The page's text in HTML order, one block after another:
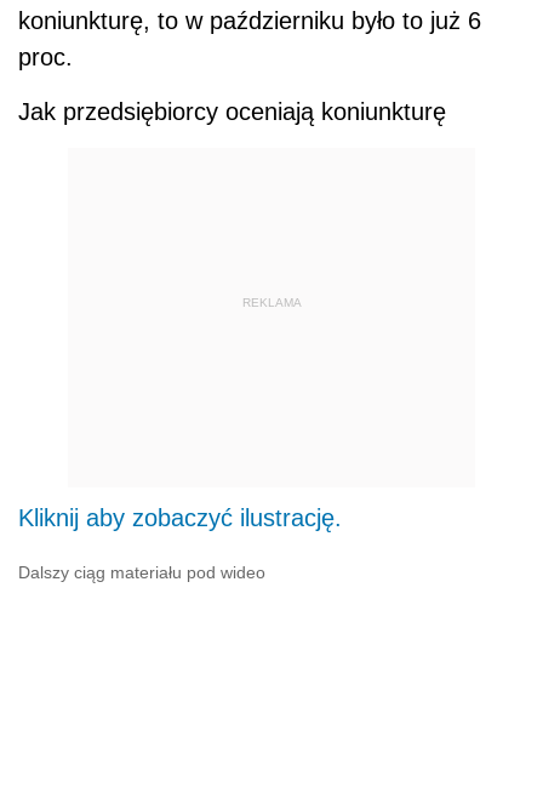
koniunkturę, to w październiku było to już 6
proc.
Jak przedsiębiorcy oceniają koniunkturę
REKLAMA
Kliknij aby zobaczyć ilustrację.
Dalszy ciąg materiału pod wideo